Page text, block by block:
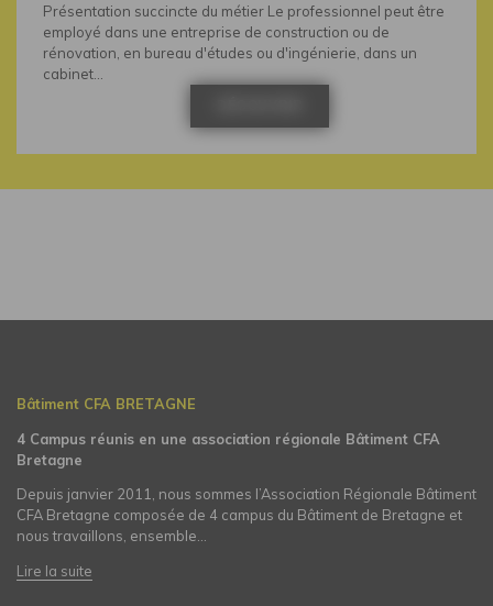
Présentation succincte du métier Le professionnel peut être
employé dans une entreprise de construction ou de
rénovation, en bureau d'études ou d'ingénierie, dans un
cabinet...
Bâtiment CFA BRETAGNE
4 Campus réunis en une association régionale Bâtiment CFA
Bretagne
Depuis janvier 2011, nous sommes l’Association Régionale Bâtiment
CFA Bretagne composée de 4 campus du Bâtiment de Bretagne et
nous travaillons, ensemble…
Lire la suite